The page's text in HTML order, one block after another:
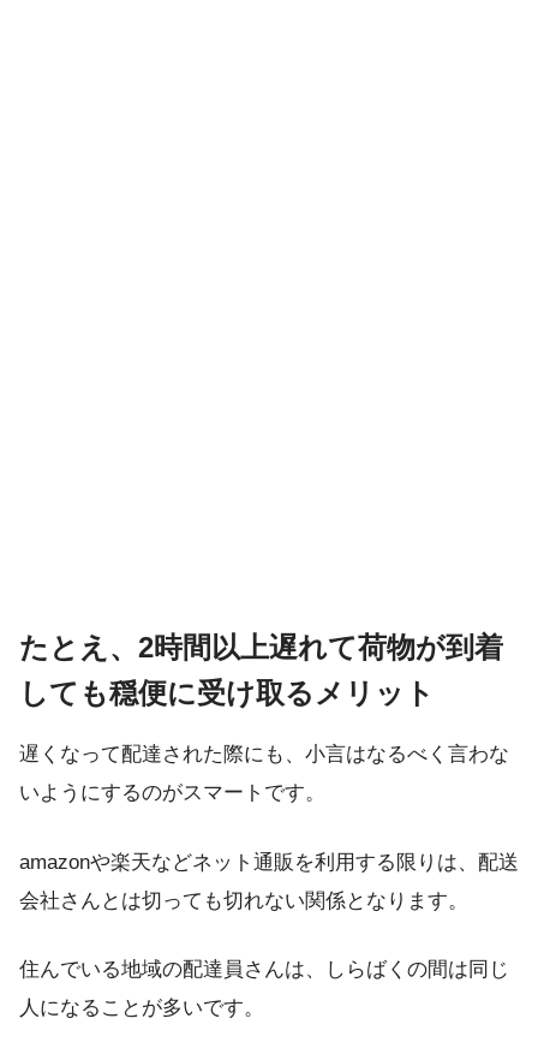
たとえ、2時間以上遅れて荷物が到着
しても穏便に受け取るメリット
遅くなって配達された際にも、小言はなるべく言わな
いようにするのがスマートです。
amazonや楽天などネット通販を利用する限りは、配送
会社さんとは切っても切れない関係となります。
住んでいる地域の配達員さんは、しらばくの間は同じ
人になることが多いです。